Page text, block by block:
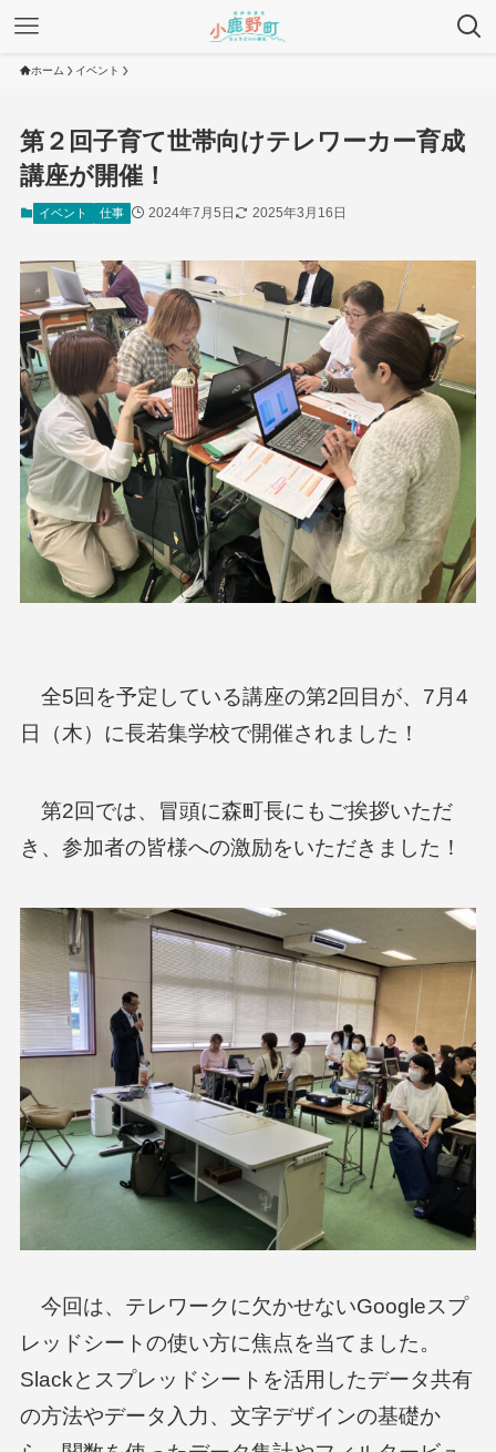
ホーム イベント
第２回子育て世帯向けテレワーカー育成
講座が開催！
イベント 仕事 2024年7月5日 2025年3月16日
全5回を予定している講座の第2回目が、7月4
日（木）に長若集学校で開催されました！
第2回では、冒頭に森町長にもご挨拶いただ
き、参加者の皆様への激励をいただきました！
今回は、テレワークに欠かせないGoogleスプ
レッドシートの使い方に焦点を当てました。
Slackとスプレッドシートを活用したデータ共有
の方法やデータ入力、文字デザインの基礎か